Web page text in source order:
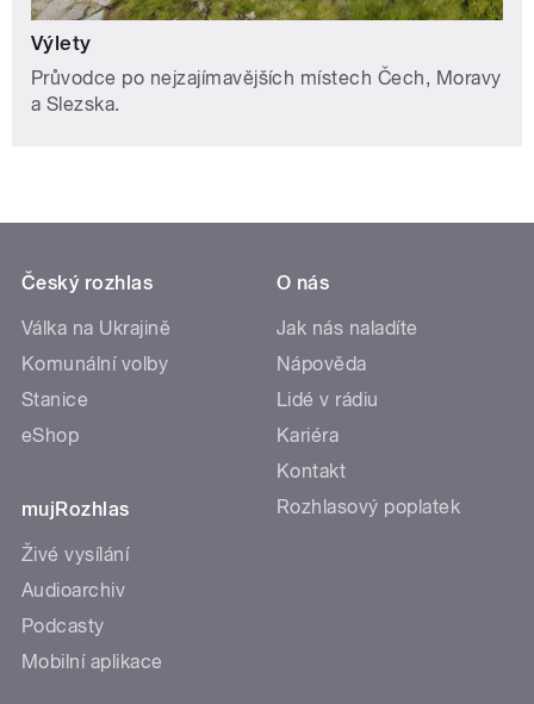
Výlety
Průvodce po nejzajímavějších místech Čech, Moravy
a Slezska.
Český rozhlas
Válka na Ukrajině
Komunální volby
Stanice
eShop
mujRozhlas
Živé vysílání
Audioarchiv
Podcasty
Mobilní aplikace
O nás
Jak nás naladíte
Nápověda
Lidé v rádiu
Kariéra
Kontakt
Rozhlasový poplatek